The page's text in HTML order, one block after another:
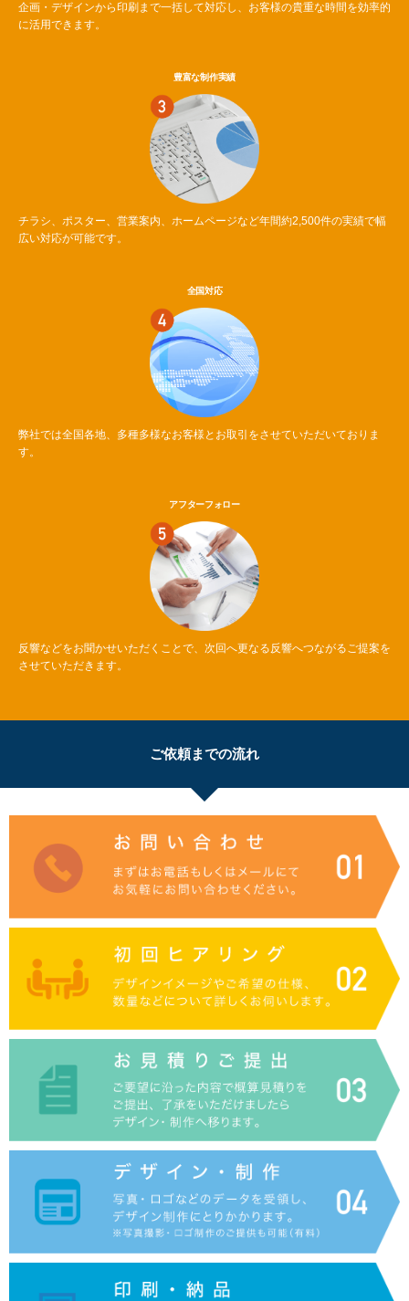
企画・デザインから印刷まで一括して対応し、お客様の貴重な時間を効率的
に活用できます。
豊富な制作実績
チラシ、ポスター、営業案内、ホームページなど年間約2,500件の実績で幅
広い対応が可能です。
全国対応
弊社では全国各地、多種多様なお客様とお取引をさせていただいておりま
す。
アフターフォロー
反響などをお聞かせいただくことで、次回へ更なる反響へつながるご提案を
させていただきます。
ご依頼までの流れ